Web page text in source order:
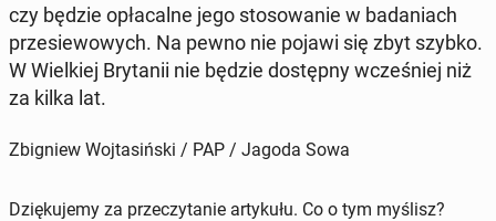
czy będzie opła­cal­ne jego sto­so­wa­nie w ba­da­niach
prze­sie­wo­wych. Na pewno nie pojawi się zbyt szybko.
W Wiel­kiej Bry­ta­nii nie będzie do­stęp­ny wcze­śniej niż
za kilka lat.
Zbigniew Wojtasiński / PAP / Jagoda Sowa
Dziękujemy za przeczytanie artykułu. Co o tym myślisz?